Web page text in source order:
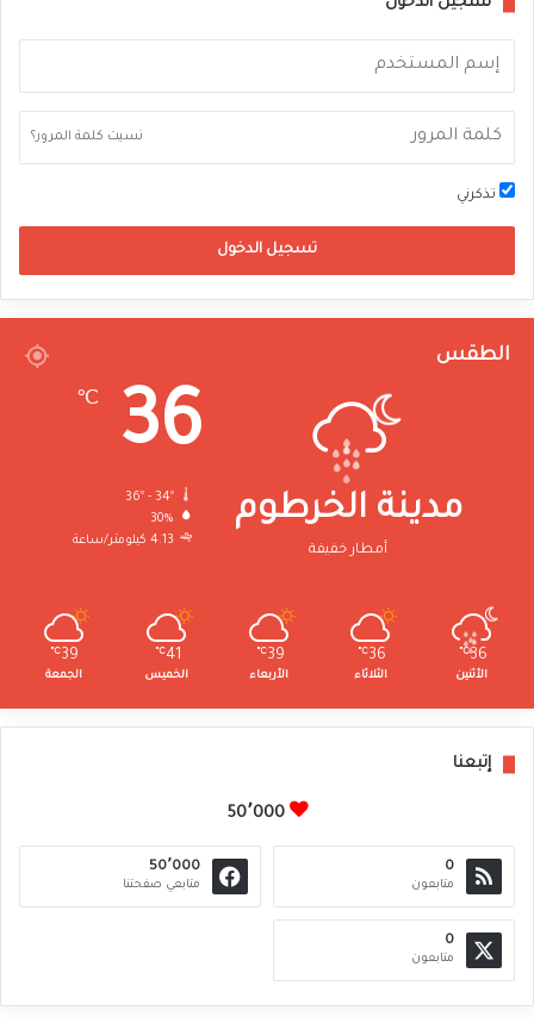
نسيت كلمة المرور؟
تذكرني
تسجيل الدخول
الطقس
مدينة الخرطوم
أمطار خفيفة
36
℃
36º - 34º
30%
4.13 كيلومتر/ساعة
36
℃
الأثنين
36
℃
الثلاثاء
39
℃
الأربعاء
41
℃
الخميس
39
℃
الجمعة
إتبعنا
50٬000
0
متابعون
50٬000
متابعي صفحتنا
0
متابعون